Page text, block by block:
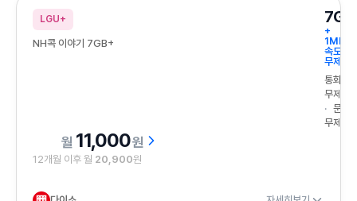
LGU+
NH콕 이야기 7GB+
7GB
+
1Mbps
속도
무제한
통화
무제한
문자
무제한
11,000원
12개월 이후 월 20,900원